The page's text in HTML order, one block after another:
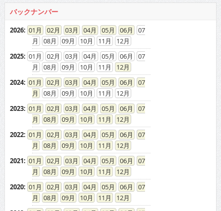
バックナンバー
2026: 01 02 03 04 05 06
07
08
09 10 11
12
2025: 01 02 03 04 05 06
07
08
09 10 11
12
2024: 01 02 03 04 05 06
07
08
09 10 11
12
2023: 01 02 03 04 05 06
07
08
09 10 11
12
2022: 01 02 03 04 05 06
07
08
09 10 11
12
2021: 01 02 03 04 05 06
07
08
09 10 11
12
2020: 01 02 03 04 05 06
07
08
09 10 11
12